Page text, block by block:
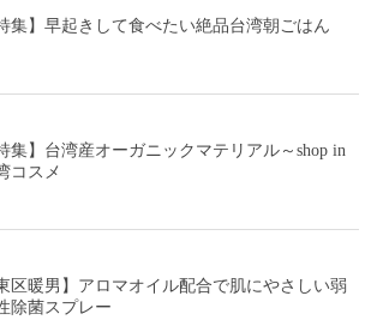
集】早起きして食べたい絶品台湾朝ごはん
集】台湾産オーガニックマテリアル～shop in
コスメ
区暖男】アロマオイル配合で肌にやさしい弱
除菌スプレー